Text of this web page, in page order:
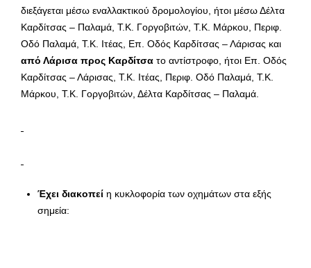
διεξάγεται μέσω εναλλακτικού δρομολογίου, ήτοι μέσω Δέλτα
Καρδίτσας – Παλαμά, Τ.Κ. Γοργοβιτών, Τ.Κ. Μάρκου, Περιφ.
Οδό Παλαμά, Τ.Κ. Ιτέας, Επ. Οδός Καρδίτσας – Λάρισας και
από Λάρισα προς Καρδίτσα το αντίστροφο, ήτοι Επ. Οδός
Καρδίτσας – Λάρισας, Τ.Κ. Ιτέας, Περιφ. Οδό Παλαμά, Τ.Κ.
Μάρκου, Τ.Κ. Γοργοβιτών, Δέλτα Καρδίτσας – Παλαμά.
Έχει διακοπεί η κυκλοφορία των οχημάτων στα εξής
σημεία: